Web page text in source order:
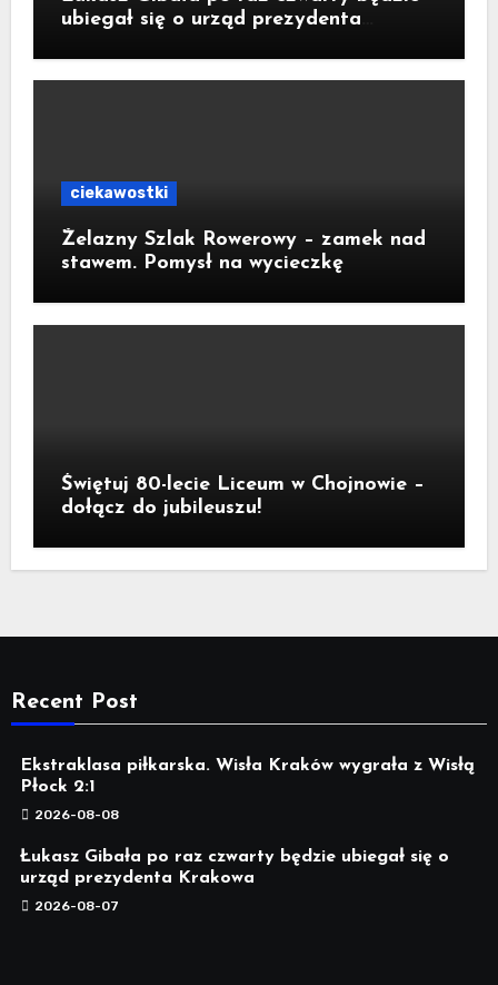
ubiegał się o urząd prezydenta
ciekawostki
Żelazny Szlak Rowerowy – zamek nad
stawem. Pomysł na wycieczkę
Świętuj 80-lecie Liceum w Chojnowie –
dołącz do jubileuszu!
Recent Post
Ekstraklasa piłkarska. Wisła Kraków wygrała z Wisłą
Płock 2:1
2026-08-08
Łukasz Gibała po raz czwarty będzie ubiegał się o
urząd prezydenta Krakowa
2026-08-07